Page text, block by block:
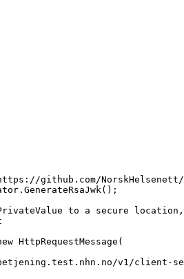
github.com/NorskHelsenett/
to a secure location,
HttpRequestMessage(
v1/client-